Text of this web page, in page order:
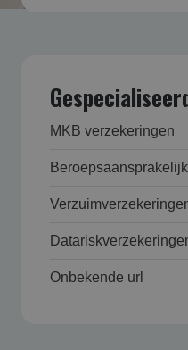
MKB verzekering­en
Onbekende url